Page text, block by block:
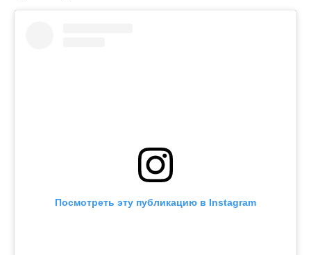
Посмотреть эту публикацию в Instagram